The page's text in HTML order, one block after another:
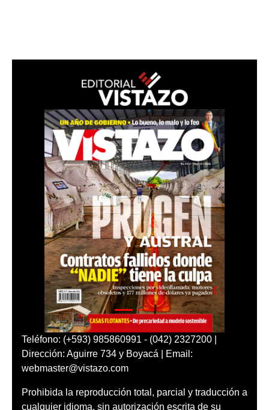
Teléfono: (+593) 985860991 - (042) 2327200 |
Dirección: Aguirre 734 y Boyacá | Email:
webmaster@vistazo.com
Prohibida la reproducción total, parcial y traducción a
cualquier idioma, sin autorización escrita de su